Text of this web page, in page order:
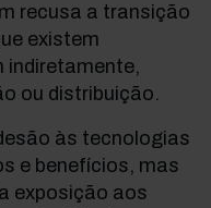
recusa a transição
existem
indiretamente,
ou distribuição.
às tecnologias
e benefícios, mas
exposição aos